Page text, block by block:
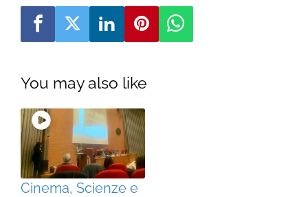
You may also like
Cinema, Scienze e